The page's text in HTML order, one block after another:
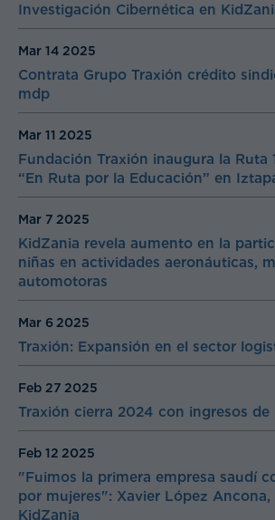
Investigación Cibernética en
Contrata Grupo Traxión crédito
mdp
Mar 14 2025
Fundación Traxión inaugura la Ruta
“En Ruta por la Educación” en
Mar 11 2025
KidZania revela aumento en la
niñas en actividades aeronáuticas,
automotoras
Mar 7 2025
Traxión: Expansión en el sector
Mar 6 2025
Traxión cierra 2024 con ingresos de
Feb 27 2025
"Fuimos la primera empresa saudí
por mujeres": Xavier López Ancona,
KidZania
Feb 12 2025